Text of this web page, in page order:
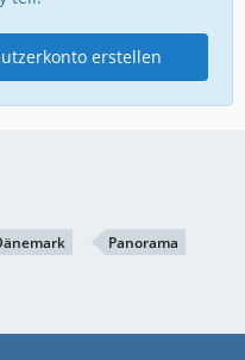
erstellen
Panorama